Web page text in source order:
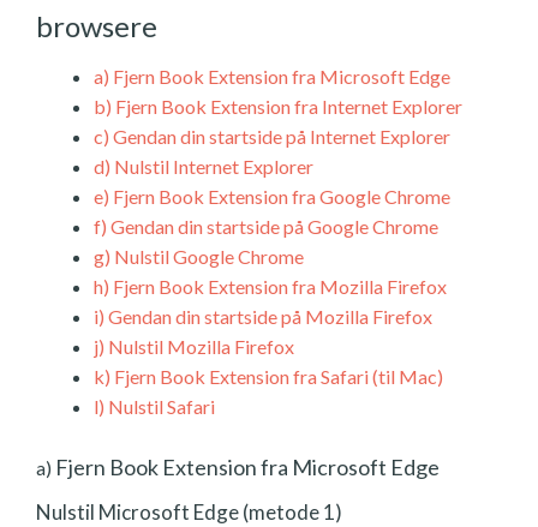
browsere
a) Fjern Book Extension fra Microsoft Edge
b) Fjern Book Extension fra Internet Explorer
c) Gendan din startside på Internet Explorer
d) Nulstil Internet Explorer
e) Fjern Book Extension fra Google Chrome
f) Gendan din startside på Google Chrome
g) Nulstil Google Chrome
h) Fjern Book Extension fra Mozilla Firefox
i) Gendan din startside på Mozilla Firefox
j) Nulstil Mozilla Firefox
k) Fjern Book Extension fra Safari (til Mac)
l) Nulstil Safari
a) Fjern Book Extension fra Microsoft Edge
Nulstil Microsoft Edge (metode 1)